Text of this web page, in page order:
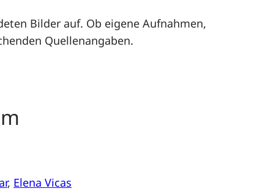
Bilder auf. Ob eigene Aufnahmen,
Quellenangaben.
, Elena Vicas